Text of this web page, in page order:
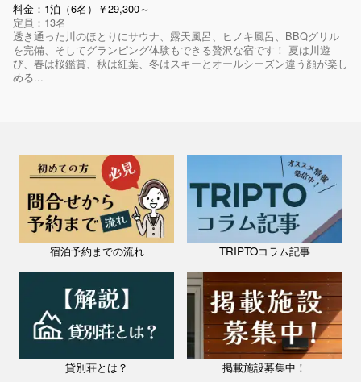
料金：1泊（6名）￥29,300～
定員：13名
透き通った川のほとりにサウナ、露天風呂、ヒノキ風呂、BBQグリル
を完備、そしてグランピング体験もできる贅沢な宿です！ 夏は川遊
び、春は桜鑑賞、秋は紅葉、冬はスキーとオールシーズン違う顔が楽し
める...
宿泊予約までの流れ TRIPTOコラム記事
貸別荘とは？ 掲載施設募集中！